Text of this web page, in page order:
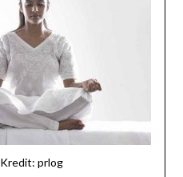
Kredit: prlog